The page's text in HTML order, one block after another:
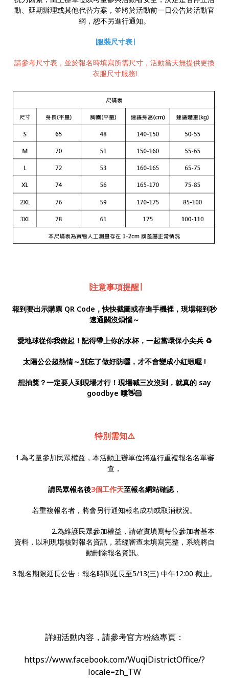
動、延期辦理或其他代替方案，並將於活動前一日公告於活動官
網，恕不另進行通知。
∣服裝尺寸表∣
請參考尺寸表，並於報名時填寫所需尺寸，活動當天無提供更換
衣服尺寸服務!
∣注意事項提醒∣
報到要出示購票 QR Code，快快截圖或存進手機裡，現場報到秒
速通關沒煩惱～
愛地球從你我做起！記得帶上你的水杯，一起當環保小尖兵 ♻️
太陽公公超熱情～別忘了做好防曬，才不會變成小紅蝦喔 !
想抽獎？一定要人到現場才行！現場喊三次沒到，就真的 say
goodbye 嘍👋🏻
特別需知⚠️
1.為考量參加民眾權益，本活動主辦單位將進行重複報名名單審
查，
請民眾報名後3個工作天至報名網站確認 ，
若重複報名者，將會另行通知報名成功或取消狀況。
2.為維護民眾參加權益，請確實填寫每位參加者基本
資料，以利現場核對報名資訊，若經審查未填寫完整，系統將自
動刪除報名資訊。
3.報名期限延長公告：報名時間延長至5/13(三) 中午12:00 截止。
詳細活動內容，請參考官方粉絲專頁：
https://www.facebook.com/WuqiDistrictOffice/?
locale=zh_TW